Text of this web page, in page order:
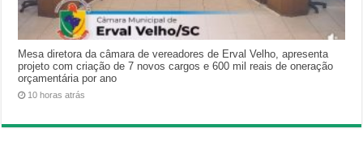
Mesa diretora da câmara de vereadores de Erval Velho, apresenta
projeto com criação de 7 novos cargos e 600 mil reais de oneração
orçamentária por ano
10 horas atrás